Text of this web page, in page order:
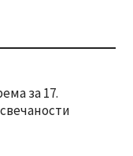
за 17.